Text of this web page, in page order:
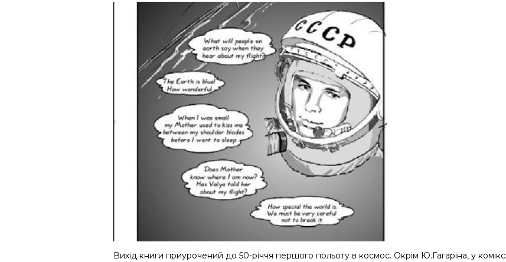
Вихід книги приурочений до 50-річчя першого польоту в космос. Окрім Ю.Гагаріна, у